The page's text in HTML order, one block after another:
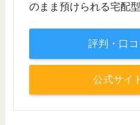
のまま預けられる宅配
評判・口
公式サイ